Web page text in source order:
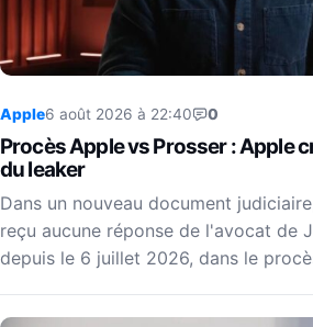
Apple6 août 2026 à 22:40 0
Procès Apple vs Prosser : Apple
du leaker
Dans un nouveau document
reçu aucune réponse de l'avocat de
depuis le 6 juillet 2026, dans le